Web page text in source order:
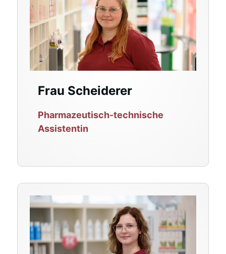
Frau Scheiderer
Pharmazeutisch-technische
Assistentin